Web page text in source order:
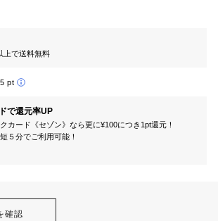
上で送料無料
pt
で還元率UP
カード《セゾン》なら更に¥100につき1pt還元！
５分でご利用可能！
確認